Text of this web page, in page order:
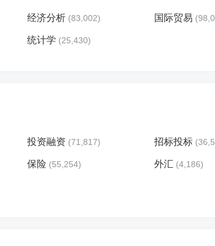
经济分析 (83,002) 国际贸易
统计学 (25,430)
投资融资 (71,817) 招标投标
保险 (55,254) 外汇 (4,186)